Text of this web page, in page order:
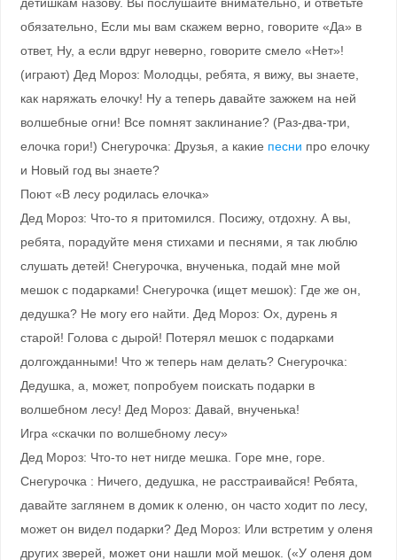
детишкам назову. Вы послушайте внимательно, и ответьте
обязательно, Если мы вам скажем верно, говорите «Да» в
ответ, Ну, а если вдруг неверно, говорите смело «Нет»!
(играют) Дед Мороз: Молодцы, ребята, я вижу, вы знаете,
как наряжать елочку! Ну а теперь давайте зажжем на ней
волшебные огни! Все помнят заклинание? (Раз-два-три,
елочка гори!) Снегурочка: Друзья, а какие песни про елочку
и Новый год вы знаете?
Поют «В лесу родилась елочка»
Дед Мороз: Что-то я притомился. Посижу, отдохну. А вы,
ребята, порадуйте меня стихами и песнями, я так люблю
слушать детей! Снегурочка, внученька, подай мне мой
мешок с подарками! Снегурочка (ищет мешок): Где же он,
дедушка? Не могу его найти. Дед Мороз: Ох, дурень я
старой! Голова с дырой! Потерял мешок с подарками
долгожданными! Что ж теперь нам делать? Снегурочка:
Дедушка, а, может, попробуем поискать подарки в
волшебном лесу! Дед Мороз: Давай, внученька!
Игра «скачки по волшебному лесу»
Дед Мороз: Что-то нет нигде мешка. Горе мне, горе.
Снегурочка : Ничего, дедушка, не расстраивайся! Ребята,
давайте заглянем в домик к оленю, он часто ходит по лесу,
может он видел подарки? Дед Мороз: Или встретим у оленя
других зверей, может они нашли мой мешок. («У оленя дом